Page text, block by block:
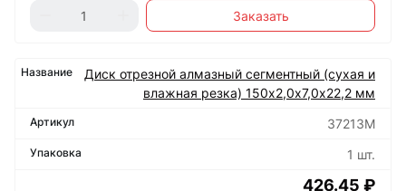
Заказать
Диск отрезной алмазный сегментный (сухая и
влажная резка) 150х2,0х7,0х22,2 мм
37213М
1 шт.
426.45 ₽